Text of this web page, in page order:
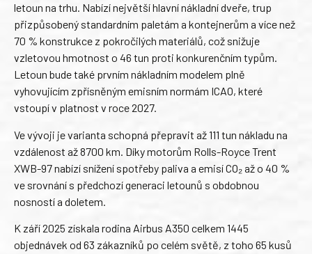
letoun na trhu. Nabízí největší hlavní nákladní dveře, trup
přizpůsobený standardním paletám a kontejnerům a více než
70 % konstrukce z pokročilých materiálů, což snižuje
vzletovou hmotnost o 46 tun proti konkurenčním typům.
Letoun bude také prvním nákladním modelem plně
vyhovujícím zpřísněným emisním normám ICAO, které
vstoupí v platnost v roce 2027.
Ve vývoji je varianta schopná přepravit až 111 tun nákladu na
vzdálenost až 8700 km. Díky motorům Rolls-Royce Trent
XWB-97 nabízí snížení spotřeby paliva a emisí CO₂ až o 40 %
ve srovnání s předchozí generaci letounů s obdobnou
nosností a doletem.
K září 2025 získala rodina Airbus A350 celkem 1445
objednávek od 63 zákazníků po celém světě, z toho 65 kusů